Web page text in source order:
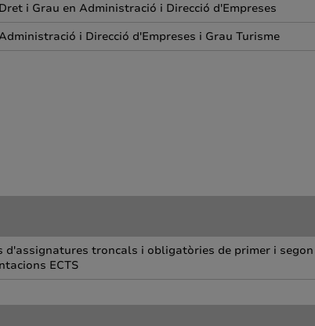
i Grau en Administració i Direcció d'Empreses
i Direcció d'Empreses i Grau Turisme
d'assignatures troncals i obligatòries de primer i
ECTS